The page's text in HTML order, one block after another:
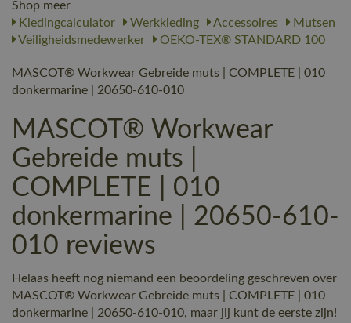
Shop meer
Kledingcalculator
Werkkleding Accessoires
Mutsen
Veiligheidsmedewerker
OEKO-TEX® STANDARD 100
MASCOT® Workwear Gebreide muts | COMPLETE | 010
donkermarine | 20650-610-010
MASCOT® Workwear
Gebreide muts |
COMPLETE | 010
donkermarine | 20650-610-
010 reviews
Helaas heeft nog niemand een beoordeling geschreven over
MASCOT® Workwear Gebreide muts | COMPLETE | 010
donkermarine | 20650-610-010, maar jij kunt de eerste zijn!